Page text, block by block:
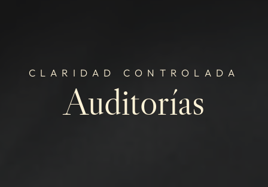
CLARIDAD CONTROLADA
Auditorías